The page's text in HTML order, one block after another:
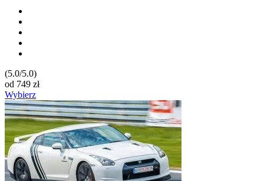
(5.0/5.0)
od 749 zł
Wybierz